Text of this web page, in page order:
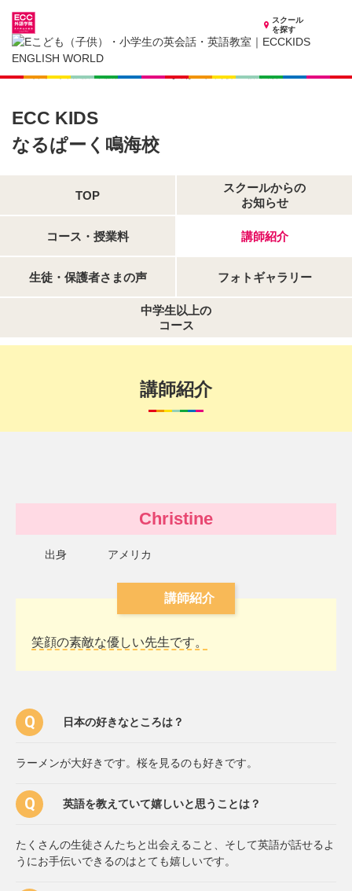
スクール
を探す
愛知県の子供英会話・英語教室
子供（小学生）英会話・英語教室 ECCKIDS なるぱーく鳴海校
講師紹介
ECC KIDS
なるぱーく鳴海校
TOP
スクールからの
お知らせ
コース・授業料 講師紹介
生徒・保護者さまの声 フォトギャラリー
中学生以上の
コース
講師紹介
Christine
出身 アメリカ
講師紹介
笑顔の素敵な優しい先生です。
日本の好きなところは？
ラーメンが大好きです。桜を見るのも好きです。
英語を教えていて嬉しいと思うことは？
たくさんの生徒さんたちと出会えること、そして英語が話せるよ
うにお手伝いできるのはとても嬉しいです。